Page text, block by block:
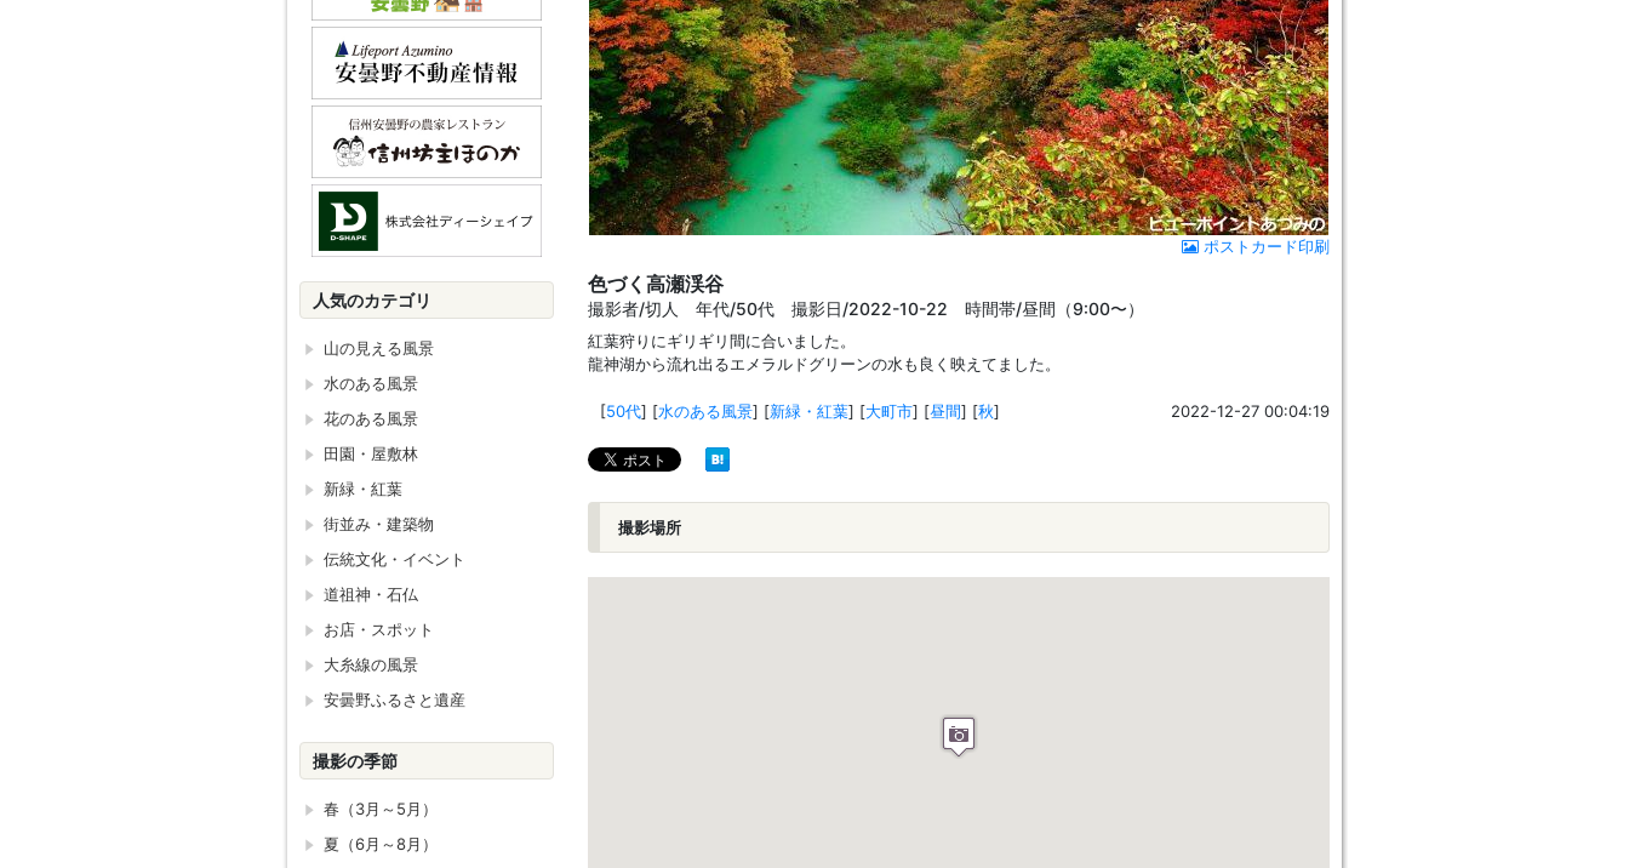
ポストカード印刷
色づく高瀬渓谷
撮影者/切人 年代/50代 撮影日/2022-10-22 時間帯/昼間（9:00〜）
紅葉狩りにギリギリ間に合いました。
龍神湖から流れ出るエメラルドグリーンの水も良く映えてました。
[50代] [水のある風景] [新緑・紅葉] [大町市] [昼間] [秋] 2022-12-27 00:04:19
撮影場所
人気のカテゴリ
山の見える風景
水のある風景
花のある風景
田園・屋敷林
新緑・紅葉
街並み・建築物
伝統文化・イベント
道祖神・石仏
お店・スポット
大糸線の風景
安曇野ふるさと遺産
撮影の季節
春（3月～5月）
夏（6月～8月）